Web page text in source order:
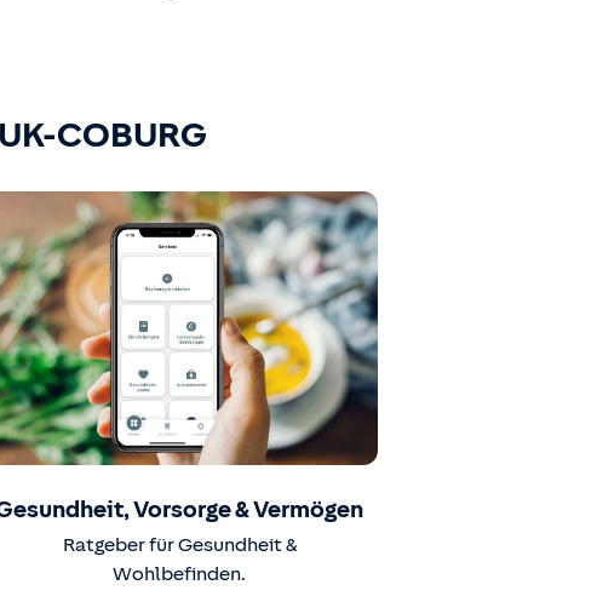
COBURG
Vorsorge & Vermögen
Ratgeber für Gesundheit &
Wohlbefinden.